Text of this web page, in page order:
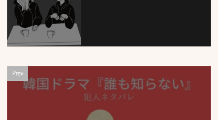
Prev